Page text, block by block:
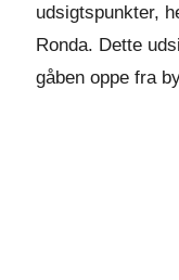
udsigtspunkter,
Ronda. Dette
gåben oppe fra